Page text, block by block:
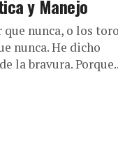
y Manejo
nunca, o los
nunca. He dicho
la bravura.